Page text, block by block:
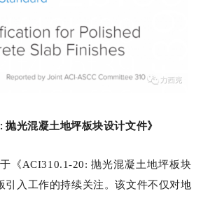
抛光混凝土地坪板块设计文件》
《ACI310.1-20: 抛光混凝土地坪板块
引入工作的持续关注。该文件不仅对地